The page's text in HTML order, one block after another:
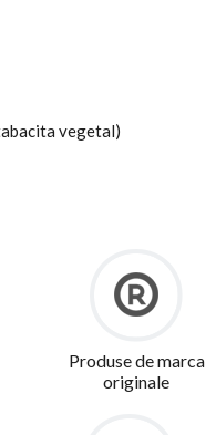
vegetal)
Produse de marca
originale